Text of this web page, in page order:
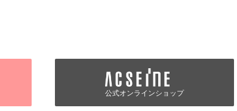
公式オンラインショップ